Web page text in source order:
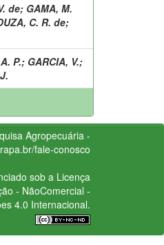
de; GAMA, M.
C. R. de;
P.; GARCIA, V.;
Agropecuária -
fale-conosco
sob a Licença
- NãoComercial -
4.0 Internacional.